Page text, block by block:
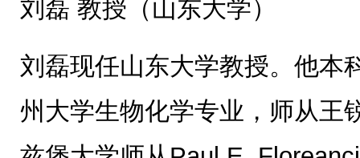
刘磊 教授（山东大学）
刘磊现任山东大学教授。他本
州大学生物化学专业，师从王